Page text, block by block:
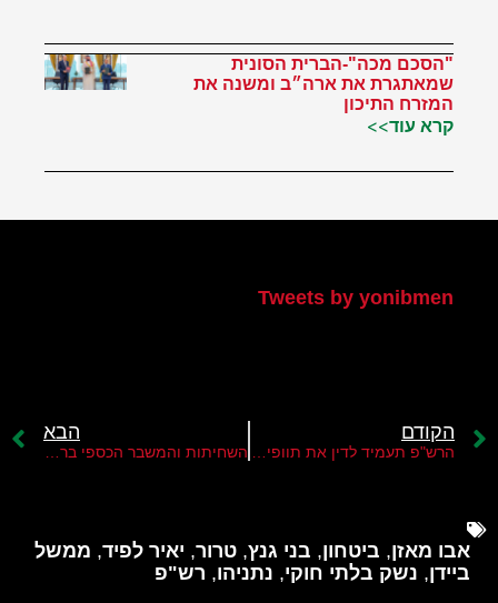
"הסכם מכה"-הברית הסונית
שמאתגרת את ארה״ב ומשנה את
המזרח התיכון
קרא עוד>>
Tweets by yonibmen
הקודם
הרש"פ תעמיד לדין את תוופיק אלטיראווי על הדלפות ומעשי שחיתות
הבא
השחיתות והמשבר הכספי ברש"פ
אבו מאזן, ביטחון, בני גנץ, טרור, יאיר לפיד, ממשל
ביידן, נשק בלתי חוקי, נתניהו, רש"פ